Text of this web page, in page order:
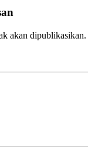
akan dipublikasikan.